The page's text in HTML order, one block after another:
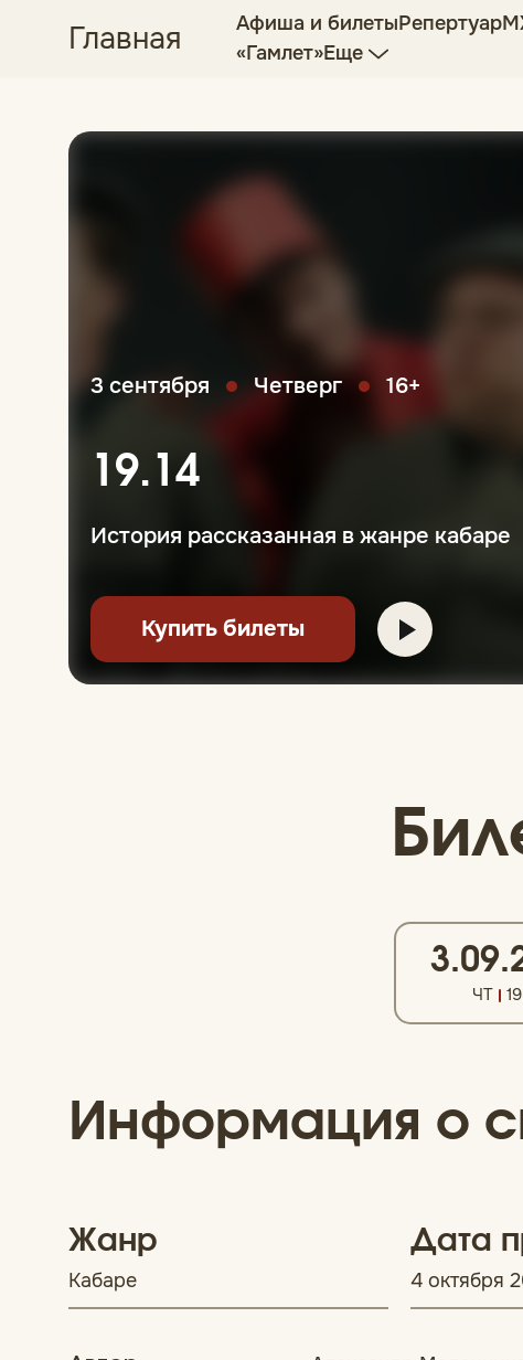
Главная Афиша и билетыРепертуар
«Гамлет»Еще
3 сентября Четверг 16+
19.14
История рассказанная в жанре кабаре
Купить билеты
ЧТ
Информация о
Жанр
Кабаре
Дата
4 октября